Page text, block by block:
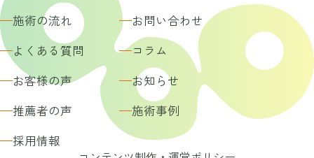
施術の流れ
お問い合わせ
よくある質問
コラム
お客様の声
お知らせ
推薦者の声
施術事例
採用情報